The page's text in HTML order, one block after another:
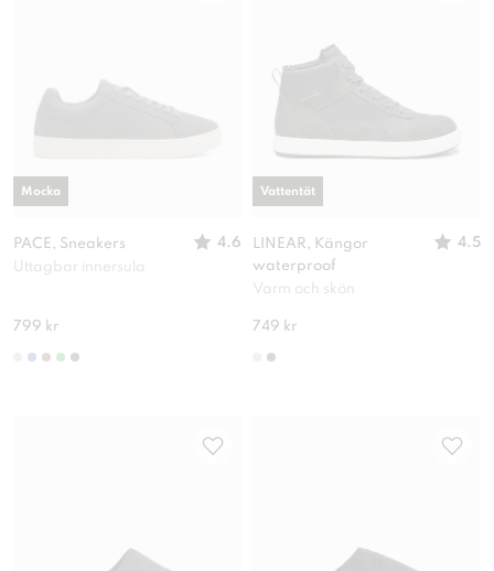
PACE, Sneakers
4.6
Uttagbar innersula
799 kr
Mocka
LINEAR, Kängor
waterproof
4.5
Varm och skön
749 kr
Vattentät